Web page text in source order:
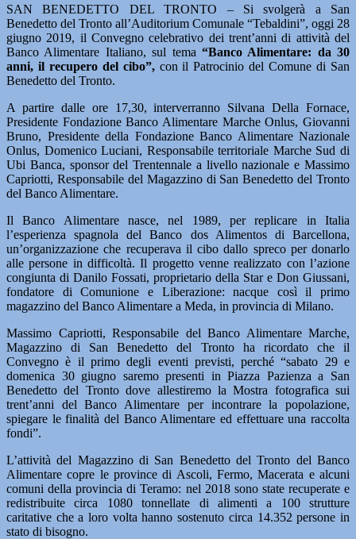
SAN BENEDETTO DEL TRONTO – Si svolgerà a San
Benedetto del Tronto all’Auditorium Comunale “Tebaldini”, oggi 28
giugno 2019, il Convegno celebrativo dei trent’anni di attività del
Banco Alimentare Italiano, sul tema “Banco Alimentare: da 30
anni, il recupero del cibo”,con il Patrocinio del Comune di San
Benedetto del Tronto.
A partire dalle ore 17,30, interverranno Silvana Della Fornace,
Presidente Fondazione Banco Alimentare Marche Onlus, Giovanni
Bruno, Presidente della Fondazione Banco Alimentare Nazionale
Onlus, Domenico Luciani, Responsabile territoriale Marche Sud di
Ubi Banca, sponsor del Trentennale a livello nazionale e Massimo
Capriotti, Responsabile del Magazzino di San Benedetto del Tronto
del Banco Alimentare.
Il Banco Alimentare nasce, nel 1989, per replicare in Italia
l’esperienza spagnola del Banco dos Alimentos di Barcellona,
un’organizzazione che recuperava il cibo dallo spreco per donarlo
alle persone in difficoltà. Il progetto venne realizzato con l’azione
congiunta di Danilo Fossati, proprietario della Star e Don Giussani,
fondatore di Comunione e Liberazione: nacque così il primo
magazzino del Banco Alimentare a Meda, in provincia di Milano.
Massimo Capriotti, Responsabile del Banco Alimentare Marche,
Magazzino di San Benedetto del Tronto ha ricordato che il
Convegno è il primo degli eventi previsti, perché “sabato 29 e
domenica 30 giugno saremo presenti in Piazza Pazienza a San
Benedetto del Tronto dove allestiremo la Mostra fotografica sui
trent’anni del Banco Alimentare per incontrare la popolazione,
spiegare le finalità del Banco Alimentare ed effettuare una raccolta
fondi”.
L’attività del Magazzino di San Benedetto del Tronto del Banco
Alimentare copre le province di Ascoli, Fermo, Macerata e alcuni
comuni della provincia di Teramo: nel 2018 sono state recuperate e
redistribuite circa 1080 tonnellate di alimenti a 100 strutture
caritative che a loro volta hanno sostenuto circa 14.352 persone in
stato di bisogno.